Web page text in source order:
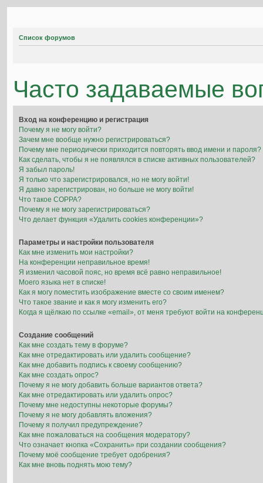
Список форумов
Часто задаваемые
Вход на конференцию и регистрация
Почему я не могу войти?
Зачем мне вообще нужно регистрироваться?
Почему мне периодически приходится повторять ввод имени и пароля?
Как сделать, чтобы я не появлялся в списке активных пользователей?
Я забыл пароль!
Я только что зарегистрировался, но не могу войти!
Я давно зарегистрирован, но больше не могу войти!
Что такое COPPA?
Почему я не могу зарегистрироваться?
Что делает функция «Удалить cookies конференции»?
Параметры и настройки пользователя
Как мне изменить мои настройки?
На конференции неправильное время!
Я изменил часовой пояс, но время всё равно неправильное!
Моего языка нет в списке!
Как я могу поместить изображение вместе со своим именем?
Что такое звание и как я могу изменить его?
Когда я щёлкаю по ссылке «email», от меня требуют войти на
Создание сообщений
Как мне создать тему в форуме?
Как мне отредактировать или удалить сообщение?
Как мне добавить подпись к своему сообщению?
Как мне создать опрос?
Почему я не могу добавить больше вариантов ответа?
Как мне отредактировать или удалить опрос?
Почему мне недоступны некоторые форумы?
Почему я не могу добавлять вложения?
Почему я получил предупреждение?
Как мне пожаловаться на сообщения модератору?
Что означает кнопка «Сохранить» при создании сообщения?
Почему моё сообщение требует одобрения?
Как мне вновь поднять мою тему?